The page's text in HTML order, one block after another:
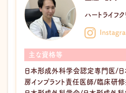
ハートライフ
主な資格等
日本形成外科学会認定専門医/
房インプラント責任医師/臨床研